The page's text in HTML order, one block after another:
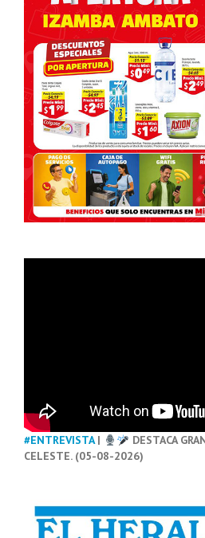
#ENTREVISTA|
DESTACA
CELESTE. (05-08-2026)